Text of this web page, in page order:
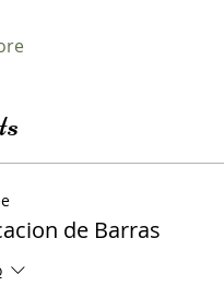
de Barras